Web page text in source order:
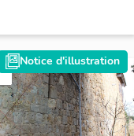
Notice d'illustration